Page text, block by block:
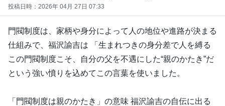
投稿日時：2026年 04月 27日 07:33
門閥制度は、家柄や身分によって人の地位や進路が決まる
仕組みで、福沢諭吉は 「生まれつきの身分差で人を縛る
この門閥制度こそ、自分の父を不遇にした“親のかたき”だ
という強い憤りを込めてこの言葉を使いました。
「門閥制度は親のかたき」の意味 福沢諭吉の自伝に出る